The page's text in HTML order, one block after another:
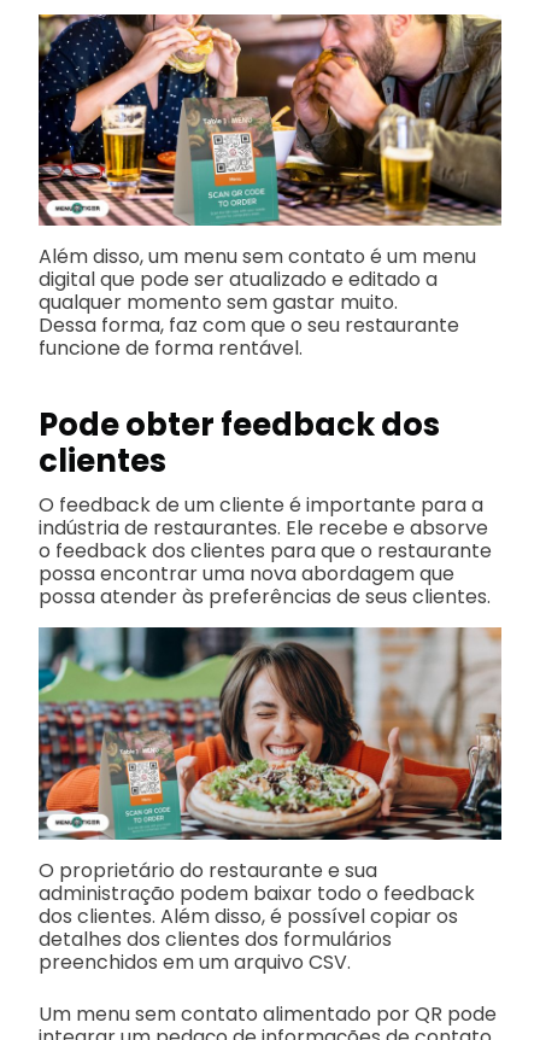
Além disso, um menu sem contato é um menu
digital que pode ser atualizado e editado a
qualquer momento sem gastar muito.
Dessa forma, faz com que o seu restaurante
funcione de forma rentável.
Pode obter feedback dos
clientes
O feedback de um cliente é importante para a
indústria de restaurantes. Ele recebe e absorve
o feedback dos clientes para que o restaurante
possa encontrar uma nova abordagem que
possa atender às preferências de seus clientes.
O proprietário do restaurante e sua
administração podem baixar todo o feedback
dos clientes. Além disso, é possível copiar os
detalhes dos clientes dos formulários
preenchidos em um arquivo CSV.
Um menu sem contato alimentado por QR pode